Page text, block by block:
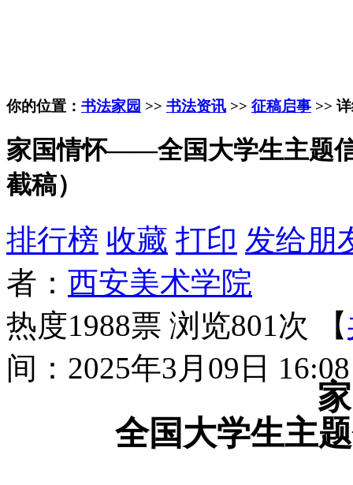
你的位置： 书法家园 >> 书法资讯 >> 征稿启事 >>
家国情怀——全国大学生主题
截稿）
排行榜 收藏 打印 发给朋
者： 西安美术学院
热度1988票 浏览801次 【
间：2025年3月09日 16:08
全国大学生主